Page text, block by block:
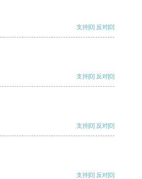
支持[0] 反对[0]
支持[0] 反对[0]
支持[0] 反对[0]
支持[0] 反对[0]